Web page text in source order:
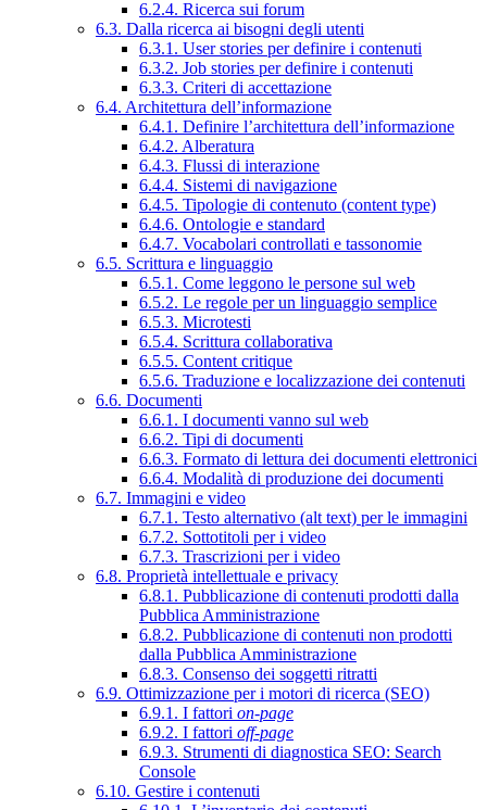
6.2.4. Ricerca sui forum
6.3. Dalla ricerca ai bisogni degli utenti
6.3.1. User stories per definire i contenuti
6.3.2. Job stories per definire i contenuti
6.3.3. Criteri di accettazione
6.4. Architettura dell’informazione
6.4.1. Definire l’architettura dell’informazione
6.4.2. Alberatura
6.4.3. Flussi di interazione
6.4.4. Sistemi di navigazione
6.4.5. Tipologie di contenuto (content type)
6.4.6. Ontologie e standard
6.4.7. Vocabolari controllati e tassonomie
6.5. Scrittura e linguaggio
6.5.1. Come leggono le persone sul web
6.5.2. Le regole per un linguaggio semplice
6.5.3. Microtesti
6.5.4. Scrittura collaborativa
6.5.5. Content critique
6.5.6. Traduzione e localizzazione dei contenuti
6.6. Documenti
6.6.1. I documenti vanno sul web
6.6.2. Tipi di documenti
6.6.3. Formato di lettura dei documenti elettronici
6.6.4. Modalità di produzione dei documenti
6.7. Immagini e video
6.7.1. Testo alternativo (alt text) per le immagini
6.7.2. Sottotitoli per i video
6.7.3. Trascrizioni per i video
6.8. Proprietà intellettuale e privacy
6.8.1. Pubblicazione di contenuti prodotti dalla
Pubblica Amministrazione
6.8.2. Pubblicazione di contenuti non prodotti
dalla Pubblica Amministrazione
6.8.3. Consenso dei soggetti ritratti
6.9. Ottimizzazione per i motori di ricerca (SEO)
6.9.1. I fattori on-page
6.9.2. I fattori off-page
6.9.3. Strumenti di diagnostica SEO: Search
Console
6.10. Gestire i contenuti